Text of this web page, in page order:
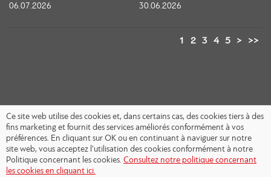
06.07.2026
30.06.2026
1 2 3 4 5 > >>
Ce site web utilise des cookies et, dans certains cas, des cookies tiers à des
fins marketing et fournit des services améliorés conformément à vos
préférences. En cliquant sur OK ou en continuant à naviguer sur notre
site web, vous acceptez l’utilisation des cookies conformément à notre
Politique concernant les cookies. Consultez notre politique concernant
les cookies en cliquant ici.